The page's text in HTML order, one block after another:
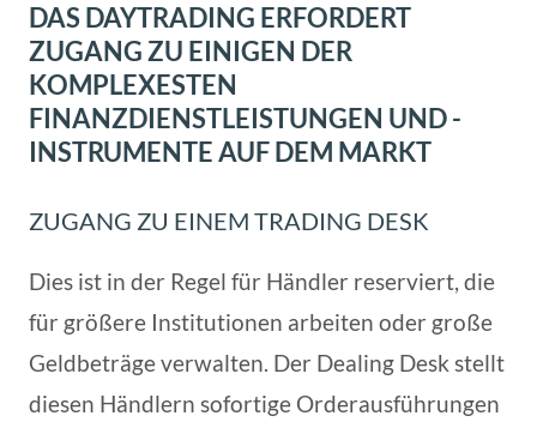
DAS DAYTRADING ERFORDERT
ZUGANG ZU EINIGEN DER
KOMPLEXESTEN
FINANZDIENSTLEISTUNGEN UND -
INSTRUMENTE AUF DEM MARKT
ZUGANG ZU EINEM TRADING DESK
Dies ist in der Regel für Händler reserviert, die
für größere Institutionen arbeiten oder große
Geldbeträge verwalten. Der Dealing Desk stellt
diesen Händlern sofortige Orderausführungen